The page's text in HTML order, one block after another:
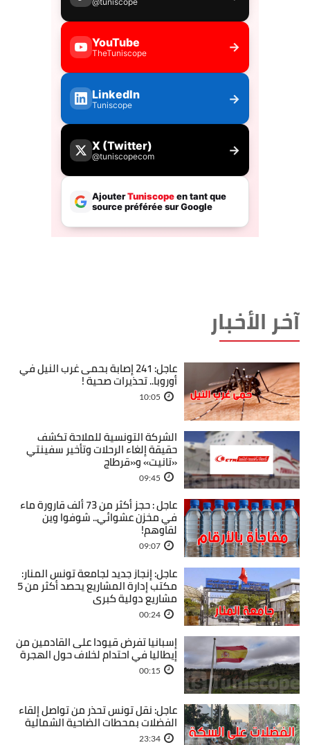
آخر الأخبار
عاجل: 241 إصابة بحمى غرب النيل في
أوروبا.. تحذيرات صحية !
10:05
الشركة التونسية للملاحة تكشف
حقيقة إلغاء الرحلات وتأخير سفينتي
«تانيت» و«قرطاج
09:45
عاجل : حجز أكثر من 73 ألف قارورة ماء
في مخزن عشوائي.. شوفوا وين
لقاوهم!
09:07
عاجل: إنجاز جديد لجامعة تونس المنار:
مكتب إدارة المشاريع يحصد أكثر من 5
مشاريع دولية كبرى
00:24
إسبانيا تفرض قيودا على القادمين من
إيطاليا في احتدام لخلاف حول الهجرة
00:15
عاجل: نقل تونس تحذر من تواصل إلقاء
الفضلات بمحطات الضاحية الشمالية
23:34